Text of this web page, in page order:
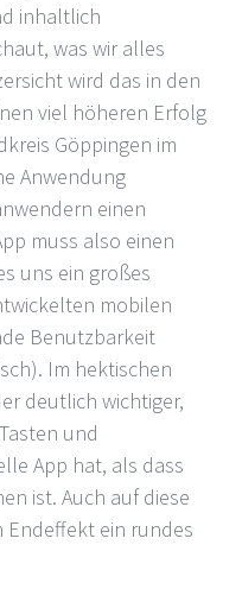
inhaltlich
was wir alles
wird das in den
viel höheren Erfolg
Göppingen im
Anwendung
einen
muss also einen
uns ein großes
mobilen
Benutzbarkeit
Im hektischen
deutlich wichtiger,
und
App hat, als dass
ist. Auch auf diese
Endeffekt ein rundes